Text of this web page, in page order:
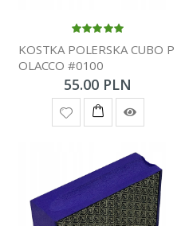
KOSTKA POLERSKA CUBO P
OLACCO #0100
55.00 PLN